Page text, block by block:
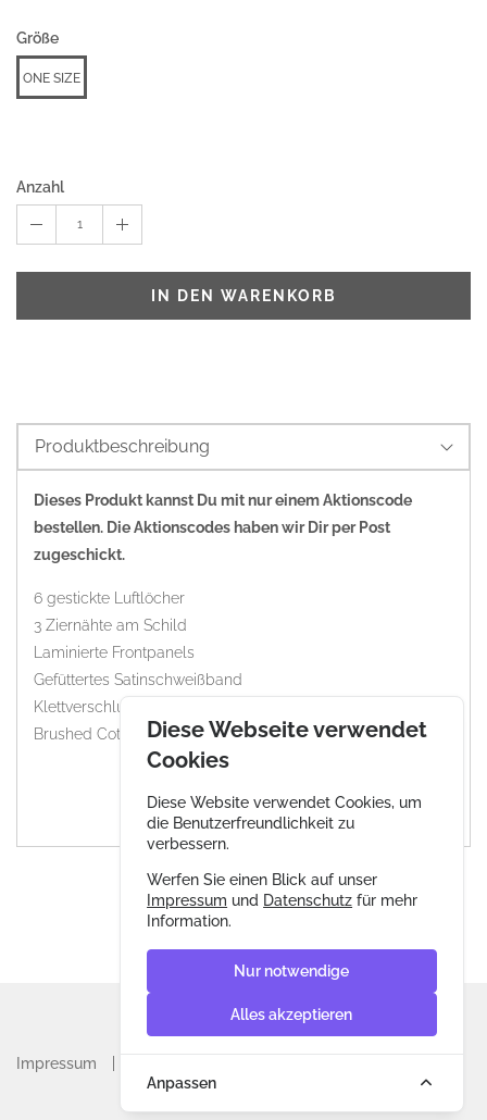
Größe
ONE SIZE
Anzahl
1
IN DEN WARENKORB
Produktbeschreibung
Dieses Produkt kannst Du mit nur einem Aktionscode
bestellen. Die Aktionscodes haben wir Dir per Post
zugeschickt.
6 gestickte Luftlöcher
3 Ziernähte am Schild
Laminierte Frontpanels
Gefüttertes Satinschweißband
Klettverschluss
Brushed Cotton
Impressum
Diese Webseite verwendet
Cookies
Diese Website verwendet Cookies, um
die Benutzerfreundlichkeit zu
verbessern.
Werfen Sie einen Blick auf unser
Impressum und Datenschutz für mehr
Information.
Nur notwendige
Alles akzeptieren
Anpassen